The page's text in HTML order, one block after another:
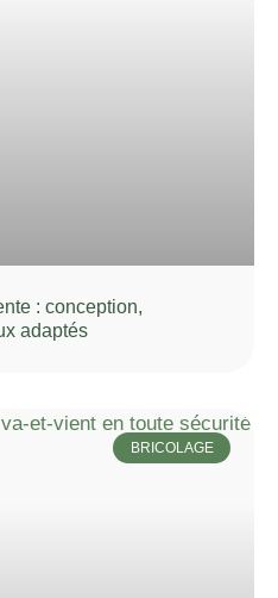
: conception,
adaptés
BRICOLAGE